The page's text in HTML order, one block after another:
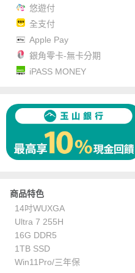
悠遊付
全支付
Apple Pay
銀角零卡-無卡分期
iPASS MONEY
商品特色
14吋WUXGA
Ultra 7 255H
16G DDR5
1TB SSD
Win11Pro/三年保